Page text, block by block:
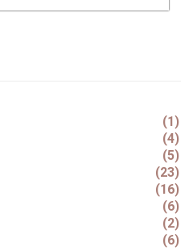
(1)
(4)
(5)
(23)
(16)
(6)
(2)
(6)